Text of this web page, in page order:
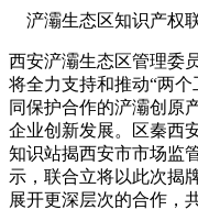
浐灞生态区知识产权
西安浐灞生态区管理委
将全力支持和推动“两
同保护合作的浐灞创原
企业创新发展。区秦西
知识站揭西安市市场监
示，联合立将以此次揭
展开更深层次的合作，